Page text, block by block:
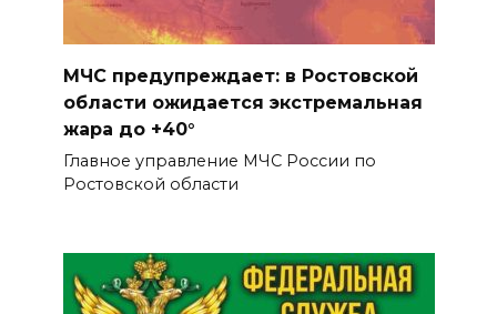
МЧС предупреждает: в Ростовской
области ожидается экстремальная
жара до +40°
Главное управление МЧС России по
Ростовской области